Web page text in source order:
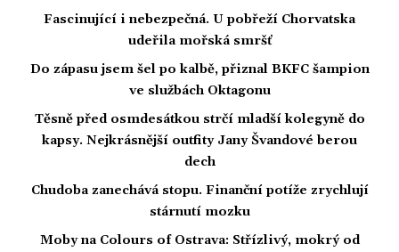
Fascinující i nebezpečná. U pobřeží Chorvatska
udeřila mořská smršť
Do zápasu jsem šel po kalbě, přiznal BKFC šampion
ve službách Oktagonu
Těsně před osmdesátkou strčí mladší kolegyně do
kapsy. Nejkrásnější outfity Jany Švandové berou
dech
Chudoba zanechává stopu. Finanční potíže zrychlují
stárnutí mozku
Moby na Colours of Ostrava: Střízlivý, mokrý od